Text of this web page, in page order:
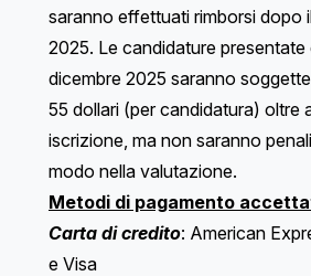
saranno effettuati rimborsi dopo
2025. Le candidature presentate
dicembre 2025 saranno
55 dollari (per candidatura) oltre
iscrizione, ma non saranno
modo nella valutazione.
Metodi di pagamento
Carta di credito: American
e Visa